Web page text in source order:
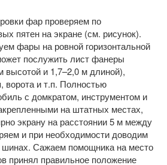
фар проверяем по
пятен на экране (см. рисунок).
фары на ровной горизонтальной
послужить лист фанеры
высотой и 1,7–2,0 м длиной),
ворота и т.п. Полностью
с домкратом, инструментом и
на штатных местах,
экрану на расстоянии 5 м между
и при необходимости доводим
Сажаем помощника на место
принял правильное положение